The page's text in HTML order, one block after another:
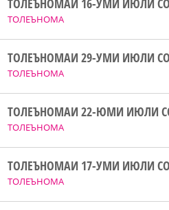
ТОЛЕЪНОМА
ТОЛЕЪНОМА
ТОЛЕЪНОМАИ 29-УМИ ИЮЛИ
ТОЛЕЪНОМА
ТОЛЕЪНОМАИ 22-ЮМИ ИЮЛИ
ТОЛЕЪНОМА
ТОЛЕЪНОМАИ 17-УМИ ИЮЛИ